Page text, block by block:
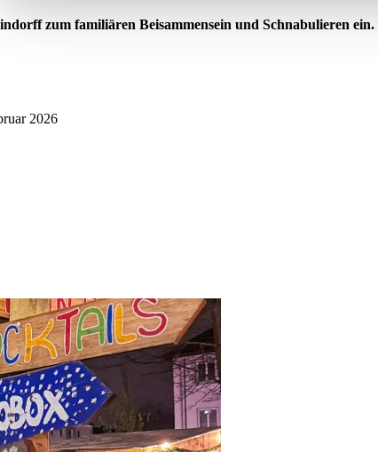
zum familiären Beisammensein und Schnabulieren ein.
2026